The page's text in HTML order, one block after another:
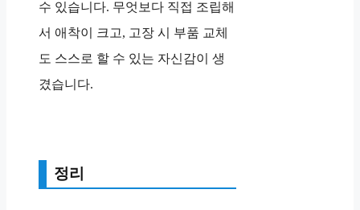
수 있습니다. 무엇보다 직접 조립해
서 애착이 크고, 고장 시 부품 교체
도 스스로 할 수 있는 자신감이 생
겼습니다.
정리